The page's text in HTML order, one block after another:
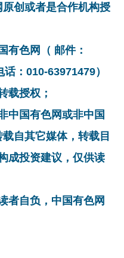
创或者是合作机构授
有色网（ 邮件：
：010-63971479）
载授权；
中国有色网或非中国
自其它媒体，转载目
成投资建议，仅供读
者自负，中国有色网